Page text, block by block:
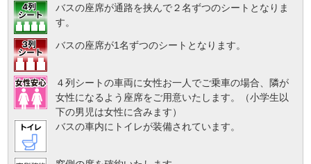
バスの座席が通路を挟んで２名ずつのシートとなりま
す。
バスの座席が1名ずつのシートとなります。
４列シートの車両に女性お一人でご乗車の場合、隣が
女性になるよう座席をご用意いたします。（小学生以
下の男児は女性に含みます）
バスの車内にトイレが装備されています。